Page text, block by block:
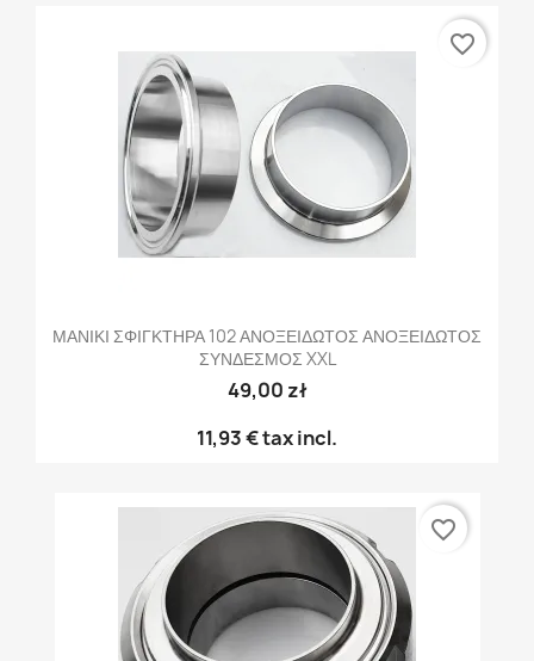
ΜΑΝΙΚΙ ΣΦΙΓΚΤΗΡΑ 102 ΑΝΟΞΕΙΔΩΤΟΣ ΑΝΟΞΕΙΔΩΤΟΣ
ΣΥΝΔΕΣΜΟΣ XXL
49,00 zł
11,93 €tax incl.
favorite_border
favorite_border